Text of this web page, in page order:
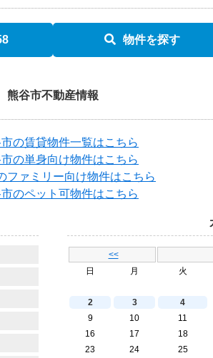
物件を探す
熊谷市不動産情報
の賃貸物件一覧はこちら
の単身向け物件はこちら
ファミリー向け物件はこちら
のペット可物件はこちら
<<
日
月 火
2
3 4
9
10 11
16
17 18
23
24 25